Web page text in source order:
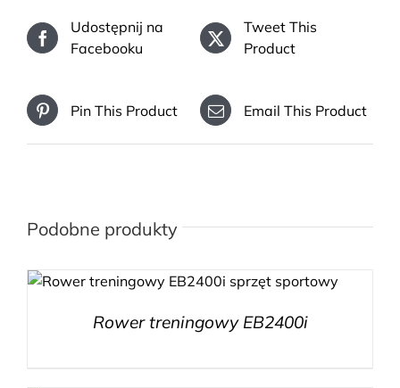
Udostępnij na
Facebooku
Tweet This
Product
Pin This Product Email This Product
Podobne produkty
Rower treningowy EB2400i